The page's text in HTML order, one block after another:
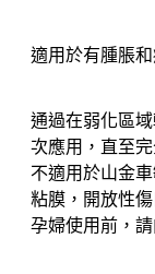
適用於有腫脹
通過在弱化區
次應用，直至完
不適用於山金
粘膜，開放性
孕婦使用前，